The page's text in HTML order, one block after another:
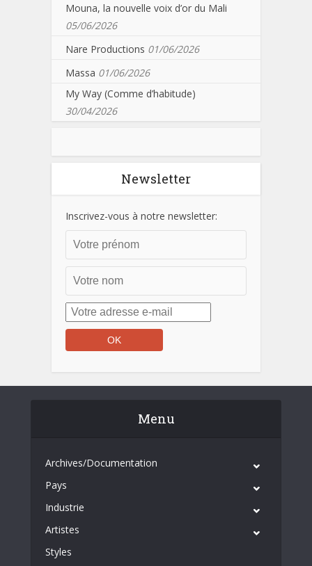
Mouna, la nouvelle voix d’or du Mali
05/06/2026
Nare Productions 01/06/2026
Massa 01/06/2026
My Way (Comme d’habitude)
30/04/2026
Newsletter
Inscrivez-vous à notre newsletter:
Menu
Archives/Documentation
Pays
Industrie
Artistes
Styles